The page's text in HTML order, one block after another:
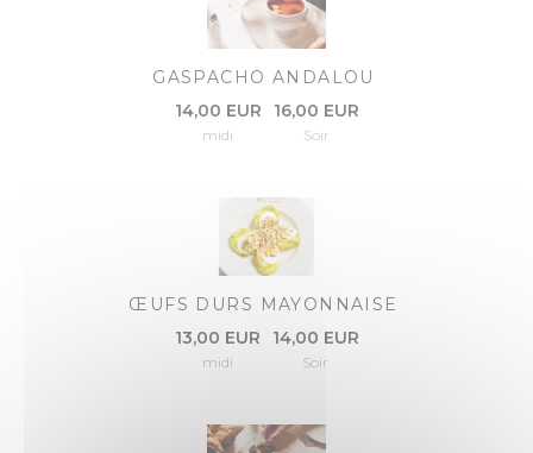
GASPACHO ANDALOU
14,00 EUR
midi
16,00 EUR
Soir
ŒUFS DURS MAYONNAISE
13,00 EUR
midi
14,00 EUR
Soir